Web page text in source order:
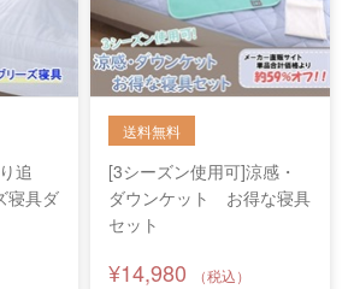
追
寝具ダ
[3シーズン使用可]涼感・
ダウンケット お得な寝具
セット
¥14,980